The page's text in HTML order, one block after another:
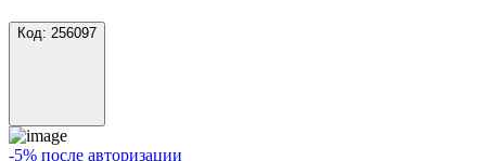
Код: 256097
-5% после авторизации